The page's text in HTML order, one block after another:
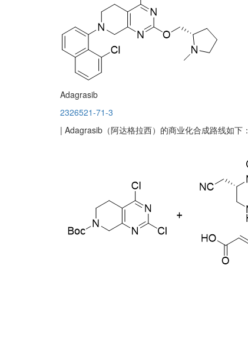
Adagrasib
2326521-71-3
| Adagrasib（阿达格拉西）的商业化合成路线如下：